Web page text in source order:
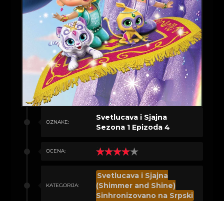
OZNAKE:
Svetlucava i Sjajna
Sezona 1 Epizoda 4
OCENA:
KATEGORIJA:
Svetlucava i Sjajna
(Shimmer and Shine)
Sinhronizovano na Srpski